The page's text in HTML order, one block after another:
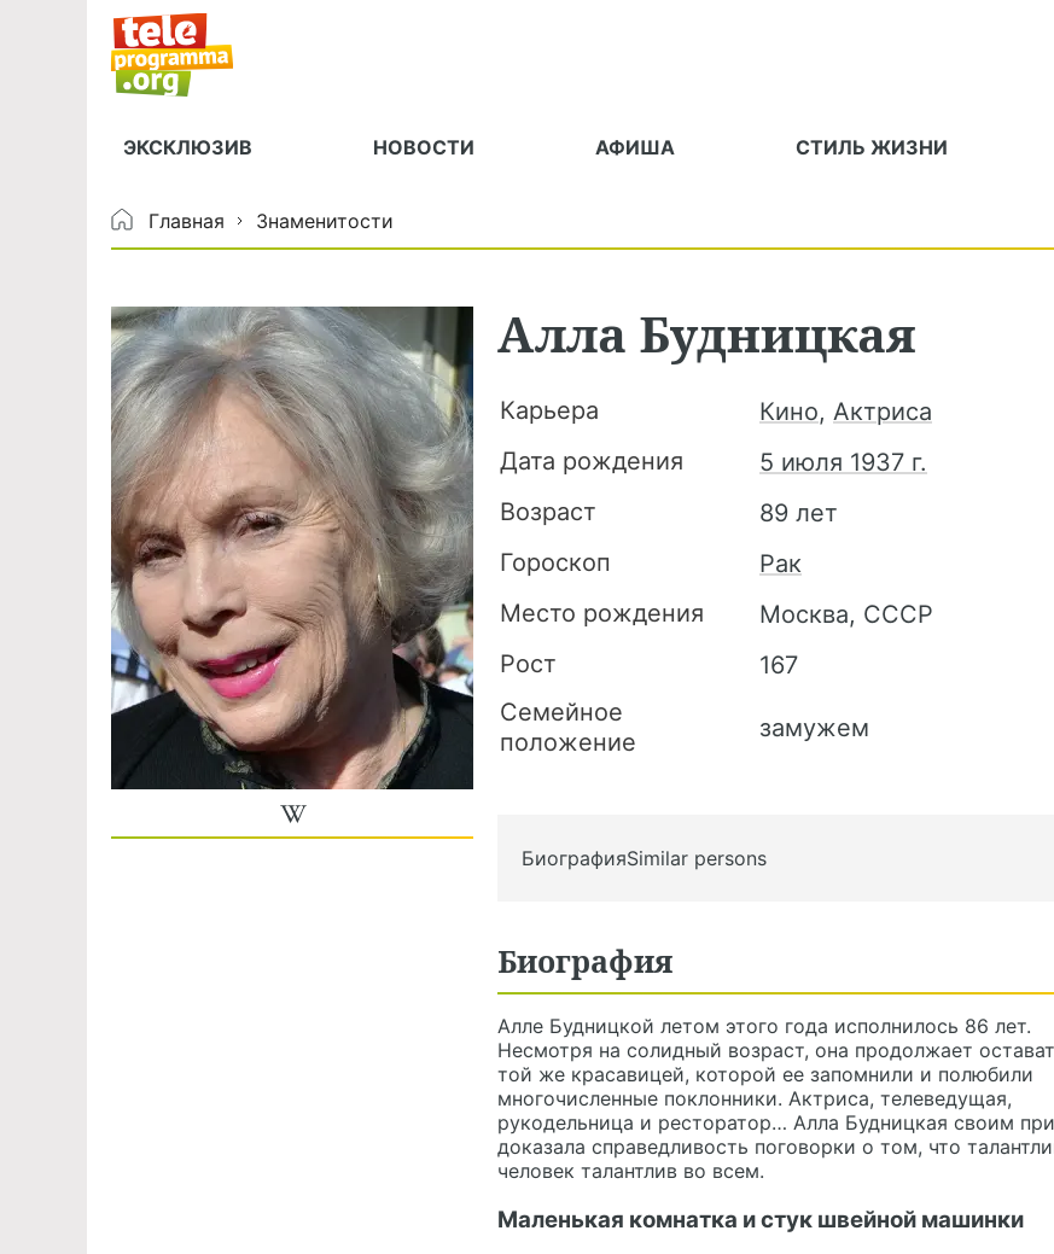
ЭКСКЛЮЗИВ НОВОСТИ АФИША СТИЛЬ ЖИЗНИ
Главная Знаменитости
Алла Будницкая
Карьера Кино, Актриса
Дата рождения
5 июля 1937 г.
Возраст
89 лет
Гороскоп
Рак
Место рождения
Москва, СССР
Рост
167
Семейное
положение
замужем
БиографияSimilar persons
Биография
Алле Будницкой летом этого года исполнилось 86 лет.
Несмотря на солидный возраст, она продолжает
той же красавицей, которой ее запомнили и полюбили
многочисленные поклонники. Актриса, телеведущая,
рукодельница и ресторатор… Алла Будницкая своим
доказала справедливость поговорки о том, что
человек талантлив во всем.
Маленькая комнатка и стук швейной машинки